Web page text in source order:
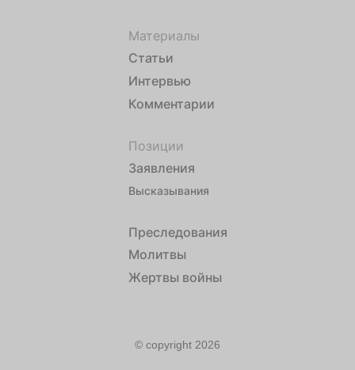
Материалы
Статьи
Интервью
Комментарии
Позиции
Заявления
Высказывания
Преследования
Молитвы
Жертвы войны
© copyright 2026